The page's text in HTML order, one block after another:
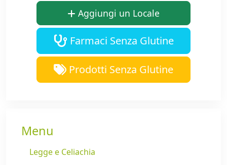
Aggiungi un Locale
Farmaci Senza Glutine
Prodotti Senza Glutine
Menu
Legge e Celiachia